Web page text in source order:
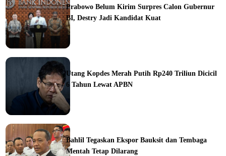
Prabowo Belum Kirim Surpres Calon Gubernur
BI, Destry Jadi Kandidat Kuat
Utang Kopdes Merah Putih Rp240 Triliun Dicicil
6 Tahun Lewat APBN
Bahlil Tegaskan Ekspor Bauksit dan Tembaga
Mentah Tetap Dilarang